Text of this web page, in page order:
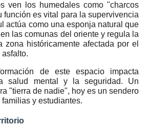
ven los humedales como "charcos
función es vital para la supervivencia
actúa como una esponja natural que
las comunas del oriente y regula la
zona históricamente afectada por el
de este espacio impacta
salud mental y la seguridad. Un
"tierra de nadie", hoy es un sendero
y estudiantes.